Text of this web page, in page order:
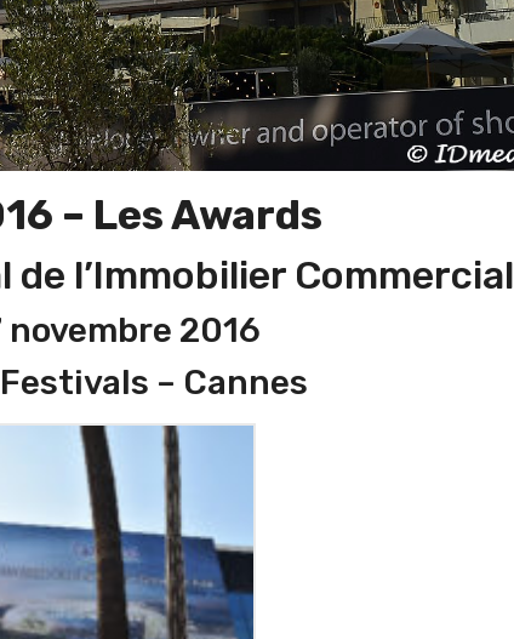
– Les Awards
l’Immobilier Commercial
novembre 2016
– Cannes